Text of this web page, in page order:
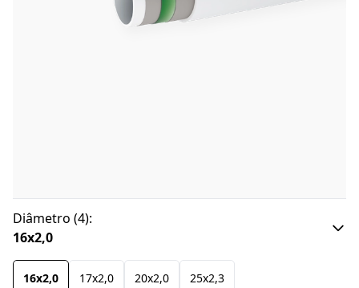
Diâmetro (4):
16x2,0
16x2,0 17x2,0 20x2,0 25x2,3